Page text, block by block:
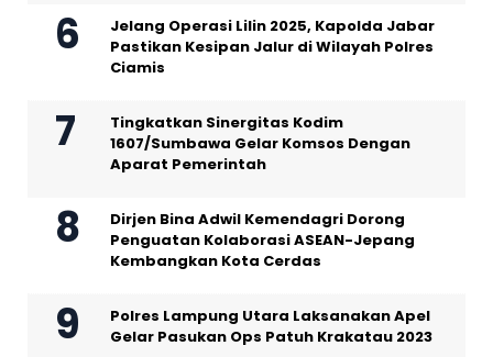
Jelang Operasi Lilin 2025, Kapolda Jabar
Pastikan Kesipan Jalur di Wilayah Polres
Ciamis
Tingkatkan Sinergitas Kodim
1607/Sumbawa Gelar Komsos Dengan
Aparat Pemerintah
Dirjen Bina Adwil Kemendagri Dorong
Penguatan Kolaborasi ASEAN-Jepang
Kembangkan Kota Cerdas
Polres Lampung Utara Laksanakan Apel
Gelar Pasukan Ops Patuh Krakatau 2023